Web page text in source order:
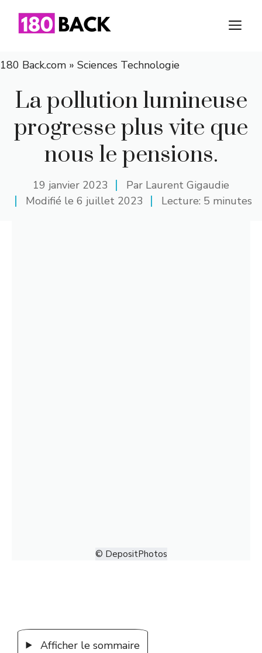
180 Back.com » Sciences Technologie
La pollution lumineuse
progresse plus vite que
nous le pensions.
19 janvier 2023 Par Laurent Gigaudie
Modifié le 6 juillet 2023 Lecture: 5 minutes
© DepositPhotos
Afficher le sommaire